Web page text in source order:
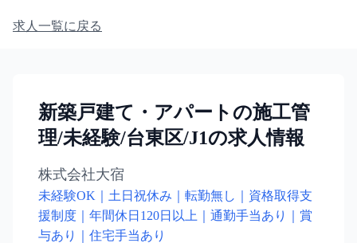
求人一覧に戻る
新築戸建て・アパートの施工管
理/未経験/台東区/J1の求人情報
株式会社大宿
未経験OK｜土日祝休み｜転勤無し｜資格取得支
援制度｜年間休日120日以上｜通勤手当あり｜賞
与あり｜住宅手当あり